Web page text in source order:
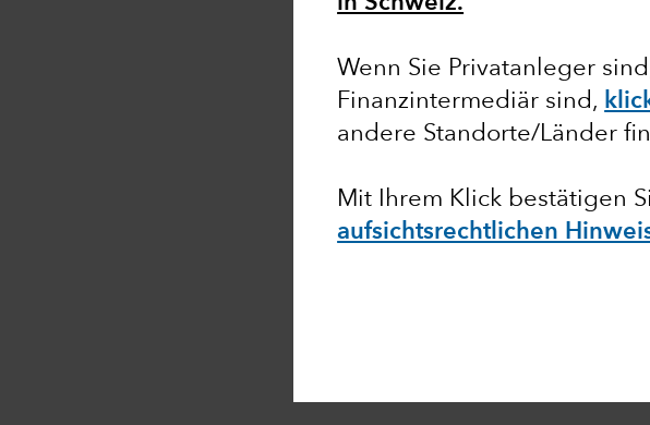
Wenn Sie Privatanleger
Finanzintermediär sind,
andere Standorte/Länder
Mit Ihrem Klick bestätigen
aufsichtsrechtlichen